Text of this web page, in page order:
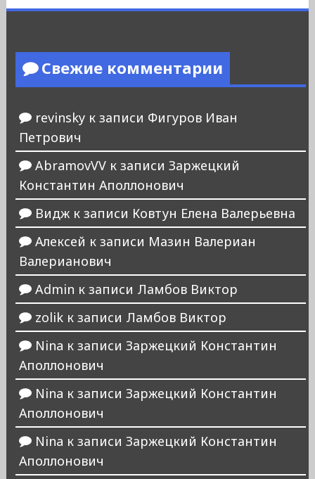
Свежие комментарии
revinskyк записи Фигуров Иван
Петрович
AbramovVVк записи Заржецкий
Константин Аполлонович
Виджк записи Ковтун Елена Валерьевна
Алексей к записи Мазин Валериан
Валерианович
Admin к записи Ламбов Виктор
zolikк записи Ламбов Виктор
Nina к записи Заржецкий Константин
Аполлонович
Nina к записи Заржецкий Константин
Аполлонович
Nina к записи Заржецкий Константин
Аполлонович